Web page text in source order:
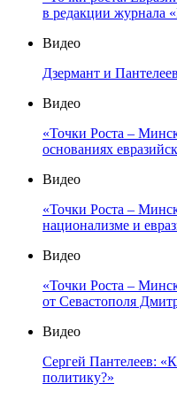
в редакции журнала
Видео
Дзермант и
Видео
«Точки Роста –
основаниях
Видео
«Точки Роста –
национализме и
Видео
«Точки Роста –
от Севастополя
Видео
Сергей Пантелеев:
политику?»